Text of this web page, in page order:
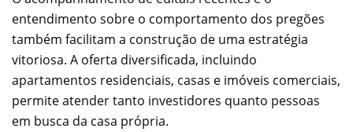
entendimento sobre o comportamento dos pregões
também facilitam a construção de uma estratégia
vitoriosa. A oferta diversificada, incluindo
apartamentos residenciais, casas e imóveis comerciais,
permite atender tanto investidores quanto pessoas
em busca da casa própria.